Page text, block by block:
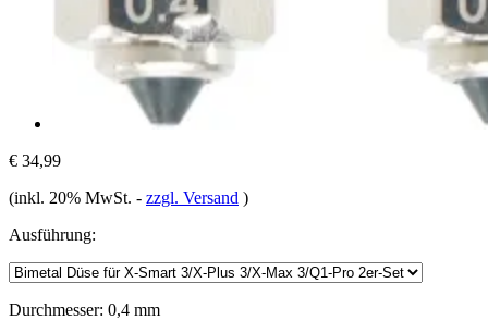
€ 34,99
(inkl. 20% MwSt. - zzgl. Versand )
Ausführung:
Durchmesser: 0,4 mm